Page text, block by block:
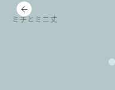
ミチとミニ丈